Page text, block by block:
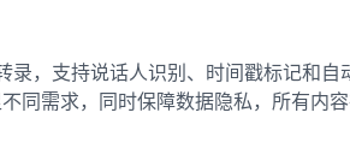
，支持说话人识别、时间戳标记和
同需求，同时保障数据隐私，所有内